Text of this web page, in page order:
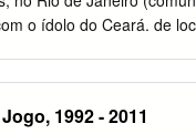
DA SILVA ADELAIDE
ALVES ADELINA
o ídolo do Ceará. de
trabalhava no
1992 - 2011